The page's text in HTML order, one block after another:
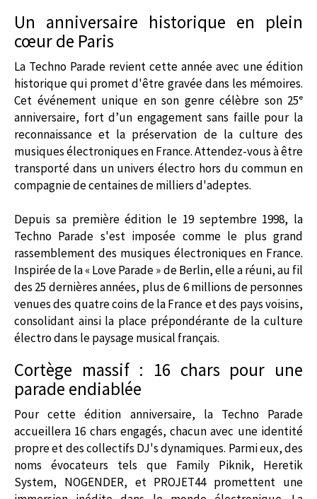
Un anniversaire historique en plein
cœur de Paris
La Techno Parade revient cette année avec une édition
historique qui promet d'être gravée dans les mémoires.
Cet événement unique en son genre célèbre son 25ᵉ
anniversaire, fort d’un engagement sans faille pour la
reconnaissance et la préservation de la culture des
musiques électroniques en France. Attendez-vous à être
transporté dans un univers électro hors du commun en
compagnie de centaines de milliers d'adeptes.
Depuis sa première édition le 19 septembre 1998, la
Techno Parade s'est imposée comme le plus grand
rassemblement des musiques électroniques en France.
Inspirée de la « Love Parade » de Berlin, elle a réuni, au fil
des 25 dernières années, plus de 6 millions de personnes
venues des quatre coins de la France et des pays voisins,
consolidant ainsi la place prépondérante de la culture
électro dans le paysage musical français.
Cortège massif : 16 chars pour une
parade endiablée
Pour cette édition anniversaire, la Techno Parade
accueillera 16 chars engagés, chacun avec une identité
propre et des collectifs DJ's dynamiques. Parmi eux, des
noms évocateurs tels que Family Piknik, Heretik
System, NOGENDER, et PROJET44 promettent une